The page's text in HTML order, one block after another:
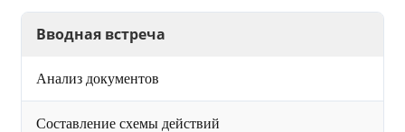
Вводная встреча
Анализ документов
Составление схемы действий